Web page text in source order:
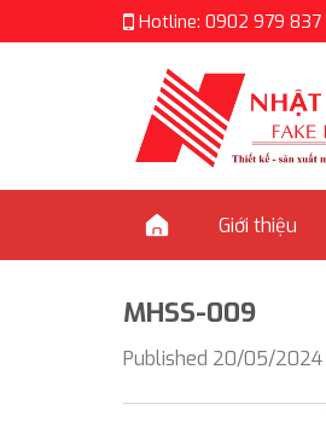
to
Hotline: 0902 979 837
Giới thiệu
MHSS-009
Published 20/05/2024